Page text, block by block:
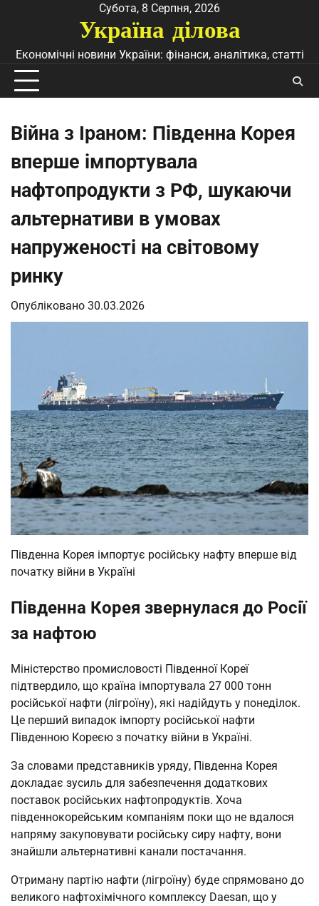
Субота, 8 Серпня, 2026
Україна ділова
Економічні новини України: фінанси, аналітика, статті
Війна з Іраном: Південна Корея
вперше імпортувала
нафтопродукти з РФ, шукаючи
альтернативи в умовах
напруженості на світовому
ринку
Опубліковано 30.03.2026
Південна Корея імпортує російську нафту вперше від
початку війни в Україні
Південна Корея звернулася до Росії
за нафтою
Міністерство промисловості Південної Кореї
підтвердило, що країна імпортувала 27 000 тонн
російської нафти (лігроїну), які надійдуть у понеділок.
Це перший випадок імпорту російської нафти
Південною Кореєю з початку війни в Україні.
За словами представників уряду, Південна Корея
докладає зусиль для забезпечення додаткових
поставок російських нафтопродуктів. Хоча
південнокорейським компаніям поки що не вдалося
напряму закуповувати російську сиру нафту, вони
знайшли альтернативні канали постачання.
Отриману партію нафти (лігроїну) буде спрямовано до
великого нафтохімічного комплексу Daesan, що у